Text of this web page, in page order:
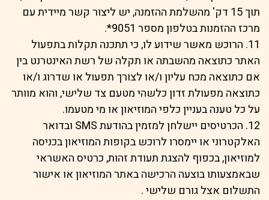
תוך 15 דק' מהשלמת ההזמנה, יש ליצור קשר מיידית עם
מרכז ההזמנות בטלפון מספר 9051*.
11. הרוכש מאשר שידוע לו, כי תתכנה תקלות בתפעול
האתר כתוצאה מהשבתה או תקלה של רשת האינטרנט בין
אם כתוצאה מכח עליון ו/או לצורך תפעול או שדרוג ו/או
כתוצאה מפעולת זדון כלשהי מטעם צד שלישי, והוא מוותר
על כל טענה בעניין כלפי המוזיאון או מי מטעמו.
12. הכרטיסים יישלחן למזמין בהודעת SMS ובדואר
האלקטרוני או יימסרו לרוכש בקופות המוזיאון בכניסה
למוזיאון, בכפוף להצגת תעודת זהות, כרטיס האשראי
שבאמצעותו בוצעה הרכישה באתר המוזיאון או אישור
התשלום אצל גורם שלישי .